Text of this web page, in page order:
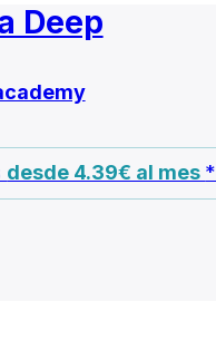
Deep
€
desde 4.39€ al mes *